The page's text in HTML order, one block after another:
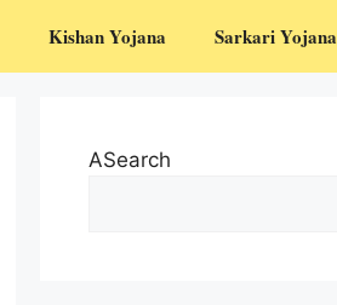
Kishan Yojana Sarkari Yojana
ASearch